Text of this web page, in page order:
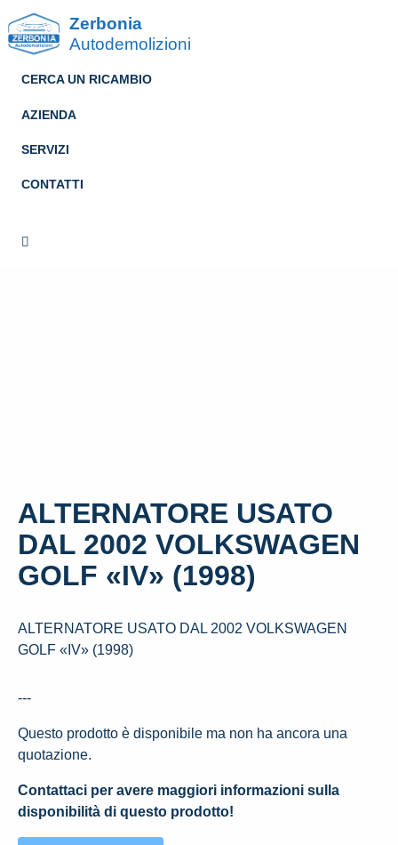
Zerbonia
Autodemolizioni
CERCA UN RICAMBIO
AZIENDA
SERVIZI
CONTATTI
ALTERNATORE USATO
DAL 2002 VOLKSWAGEN
GOLF «IV» (1998)
ALTERNATORE USATO DAL 2002 VOLKSWAGEN
GOLF «IV» (1998)
---
Questo prodotto è disponibile ma non ha ancora una
quotazione.
Contattaci per avere maggiori informazioni sulla
disponibilità di questo prodotto!